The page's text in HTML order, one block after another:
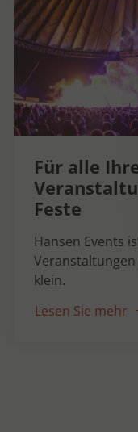
Für alle
Feste
Hansen Events
klein.
Lesen Sie mehr